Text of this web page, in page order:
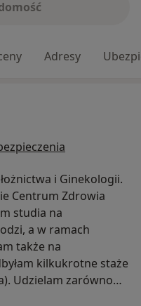
Adresy
i Ginekologii.
Centrum Zdrowia
studia na
a w ramach
także na
kilkukrotne staże
Udzielam zarówno